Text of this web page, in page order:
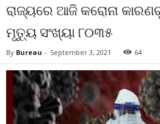
ରାଜ୍ୟରେ ଆଜି କରୋନା
ମୃତ୍ୟୁ ସଂଖ୍ୟା ୮୦୩୫
By Bureau - September 3, 2021 64